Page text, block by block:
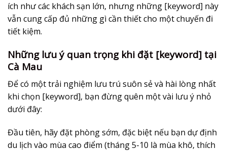
ích như các khách sạn lớn, nhưng những [keyword] này
vẫn cung cấp đủ những gì cần thiết cho một chuyến đi
tiết kiệm.
Những lưu ý quan trọng khi đặt [keyword] tại
Cà Mau
Để có một trải nghiệm lưu trú suôn sẻ và hài lòng nhất
khi chọn [keyword], bạn đừng quên một vài lưu ý nhỏ
dưới đây:
Đầu tiên, hãy đặt phòng sớm, đặc biệt nếu bạn dự định
du lịch vào mùa cao điểm (tháng 5-10 là mùa khô, thích